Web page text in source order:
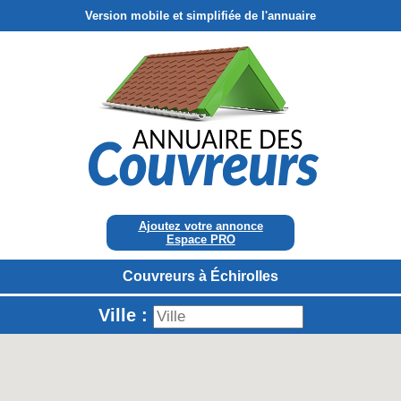
Version mobile et simplifiée de l'annuaire
Ajoutez votre annonce
Espace PRO
Couvreurs à Échirolles
Ville :